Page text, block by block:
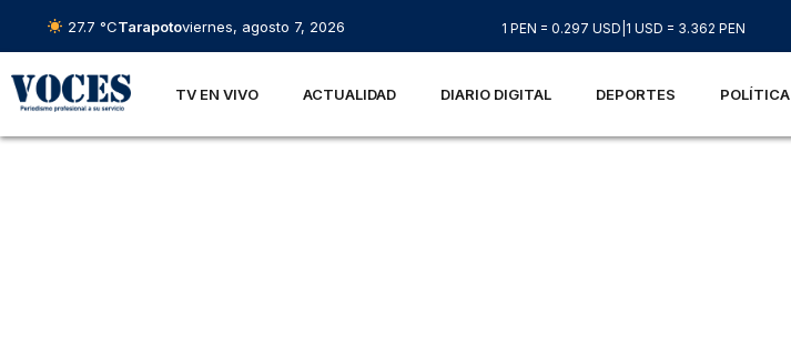
27.7 °CTarapotoviernes, agosto 7, 2026 1 PEN = 0.297 USD 1 USD = 3.362 PEN
TV EN VIVO ACTUALIDAD DIARIO DIGITAL DEPORTES POLÍTICA